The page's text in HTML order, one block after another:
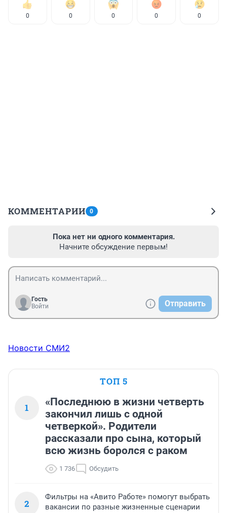
0 0 0 0 0
КОММЕНТАРИИ 0
Пока нет ни одного комментария.
Начните обсуждение первым!
Гость
Войти
Отправить
Новости СМИ2
ТОП 5
1
«Последнюю в жизни четверть
закончил лишь с одной
четверкой». Родители
рассказали про сына, который
всю жизнь боролся с раком
1 736 Обсудить
2
Фильтры на «Авито Работе» помогут выбрать
вакансии по разные жизненные сценарии